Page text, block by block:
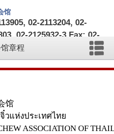
馆
02-2113204, 02-
02-2125932-3 Fax: 02-
3
章程
馆
แห่งประเทศไทย
ASSOCIATION OF